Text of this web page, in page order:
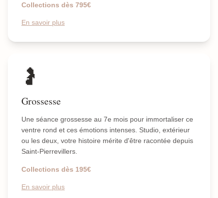
Collections dès 795€
En savoir plus
🤰
Grossesse
Une séance grossesse au 7e mois pour immortaliser ce
ventre rond et ces émotions intenses. Studio, extérieur
ou les deux, votre histoire mérite d'être racontée depuis
Saint-Pierrevillers.
Collections dès 195€
En savoir plus